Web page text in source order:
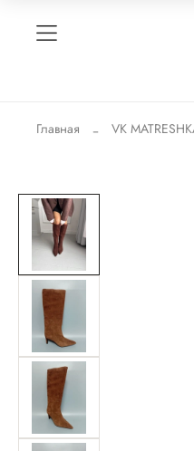
Главная VK